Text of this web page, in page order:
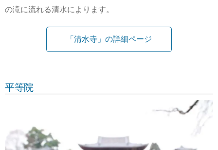
の滝に流れる清水によります。
「清水寺」の詳細ページ
平等院